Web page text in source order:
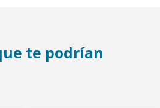
te podrían